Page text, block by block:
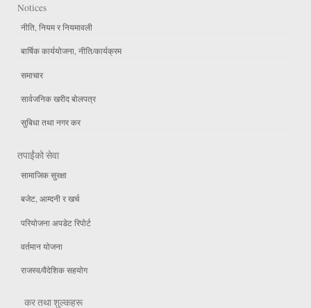
Notices
नीति, नियम र नियमावली
बार्षिक कार्ययोजना, नीति/कार्यक्रम
समाचार
सार्वजनिक खरीद बोलपत्र
सुबिधा तथा नगर कर
तपाईंको सेवा
सामाजिक सुरक्षा
बजेट, आम्दनी र खर्च
परियोजना अपडेट रिपोर्ट
वर्तमान योजना
राजस्व/वैदेशिक सहयोग
कर तथा शुल्कहरू